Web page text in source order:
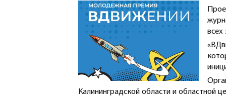
всех
Калининградской области и областной